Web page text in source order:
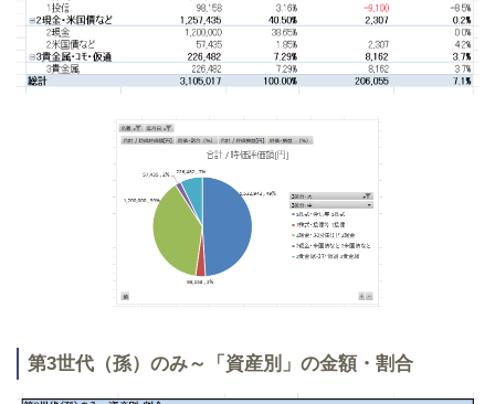
第3世代（孫）のみ～「資産別」の金額・割合